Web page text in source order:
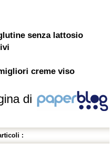
senza lattosio
creme viso
di
: